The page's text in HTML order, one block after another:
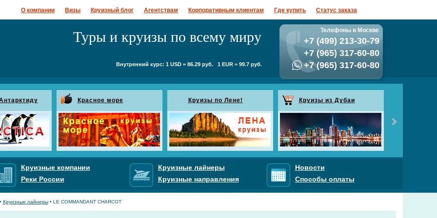
О компании Визы Круизный блог Агентствам Корпоративным клиентам Где купить Статус заказа
Туры и круизы по всему миру
Внутренний курс: 1 USD = 86.29 руб. 1 EUR = 99.7 руб.
Телефоны в Москве
+7 (499) 213-30-79
+7 (965) 317-60-80
+7 (965) 317-60-80
Красное море Круизы по Лене! Круизы из Дубаи
Подпишитесь
будете
Круизные компании
Реки России
Круизные лайнеры
Круизные направления
Новости
Способы оплаты
Круизные лайнеры• LE COMMANDANT CHARCOT